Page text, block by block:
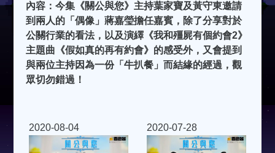
內容：今集《關公與您》主持葉家寶及黃守東邀請
到兩人的「偶像」蔣嘉瑩擔任嘉賓，除了分享對於
公關行業的看法，以及演繹《我和殭屍有個約會2》
主題曲《假如真的再有約會》的感受外，又會提到
與兩位主持因為一份「牛扒餐」而結緣的經過，觀
眾切勿錯過！
2020-08-04 2020-07-28